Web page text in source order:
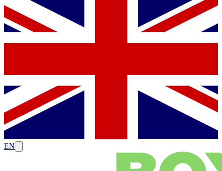
EN